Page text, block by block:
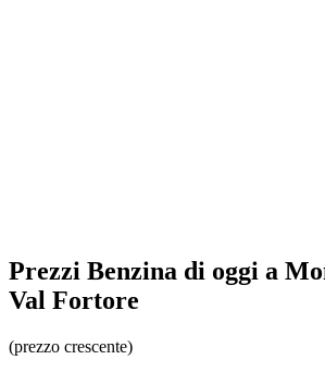
Prezzi Benzina di oggi a
Val Fortore
(prezzo crescente)